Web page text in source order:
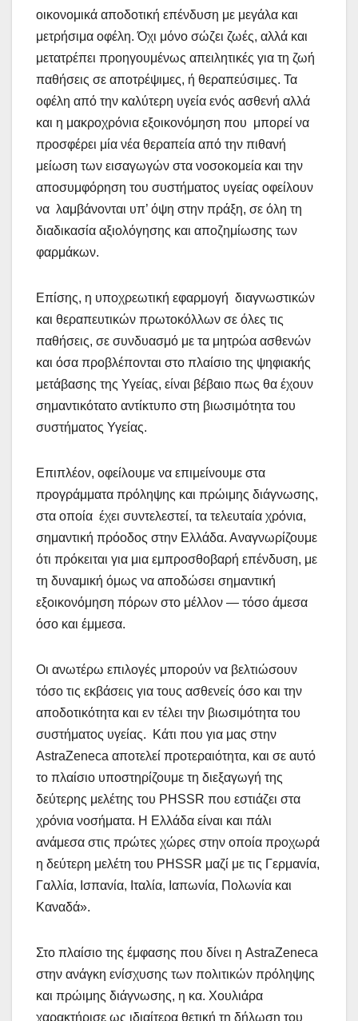
οικονομικά αποδοτική επένδυση με μεγάλα και
μετρήσιμα οφέλη. Όχι μόνο σώζει ζωές, αλλά και
μετατρέπει προηγουμένως απειλητικές για τη ζωή
παθήσεις σε αποτρέψιμες, ή θεραπεύσιμες. Τα
οφέλη από την καλύτερη υγεία ενός ασθενή αλλά
και η μακροχρόνια εξοικονόμηση που μπορεί να
προσφέρει μία νέα θεραπεία από την πιθανή
μείωση των εισαγωγών στα νοσοκομεία και την
αποσυμφόρηση του συστήματος υγείας οφείλουν
να λαμβάνονται υπ’ όψη στην πράξη, σε όλη τη
διαδικασία αξιολόγησης και αποζημίωσης των
φαρμάκων.
Επίσης, η υποχρεωτική εφαρμογή διαγνωστικών
και θεραπευτικών πρωτοκόλλων σε όλες τις
παθήσεις, σε συνδυασμό με τα μητρώα ασθενών
και όσα προβλέπονται στο πλαίσιο της ψηφιακής
μετάβασης της Υγείας, είναι βέβαιο πως θα έχουν
σημαντικότατο αντίκτυπο στη βιωσιμότητα του
συστήματος Υγείας.
Επιπλέον, οφείλουμε να επιμείνουμε στα
προγράμματα πρόληψης και πρώιμης διάγνωσης,
στα οποία έχει συντελεστεί, τα τελευταία χρόνια,
σημαντική πρόοδος στην Ελλάδα. Αναγνωρίζουμε
ότι πρόκειται για μια εμπροσθοβαρή επένδυση, με
τη δυναμική όμως να αποδώσει σημαντική
εξοικονόμηση πόρων στο μέλλον — τόσο άμεσα
όσο και έμμεσα.
Οι ανωτέρω επιλογές μπορούν να βελτιώσουν
τόσο τις εκβάσεις για τους ασθενείς όσο και την
αποδοτικότητα και εν τέλει την βιωσιμότητα του
συστήματος υγείας. Κάτι που για μας στην
AstraZeneca αποτελεί προτεραιότητα, και σε αυτό
το πλαίσιο υποστηρίζουμε τη διεξαγωγή της
δεύτερης μελέτης του PHSSR που εστιάζει στα
χρόνια νοσήματα. Η Ελλάδα είναι και πάλι
ανάμεσα στις πρώτες χώρες στην οποία προχωρά
η δεύτερη μελέτη του PHSSR μαζί με τις Γερμανία,
Γαλλία, Ισπανία, Ιταλία, Ιαπωνία, Πολωνία και
Καναδά».
Στο πλαίσιο της έμφασης που δίνει η AstraZeneca
στην ανάγκη ενίσχυσης των πολιτικών πρόληψης
και πρώιμης διάγνωσης, η κα. Χουλιάρα
χαρακτήρισε ως ιδιαίτερα θετική τη δήλωση του